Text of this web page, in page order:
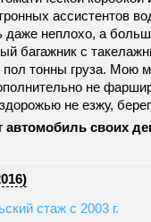
ассистентов
даже неплохо, а
багажник с
пол тонны груза. Мою
не
не езжу,
автомобиль своих
стаж с 2003 г.